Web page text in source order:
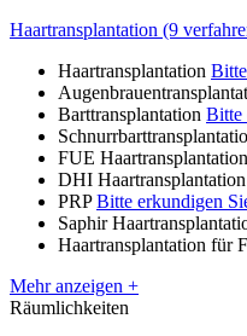
Haartransplantation (9
Haartransplantation
Barttransplantation Bitte
FUE Haartransplantation
DHI Haartransplantation
PRP Bitte erkundigen
Saphir
Haartransplantation für
Mehr anzeigen +
Räumlichkeiten